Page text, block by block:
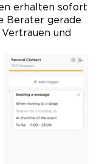
erhalten sofort
Berater gerade
und